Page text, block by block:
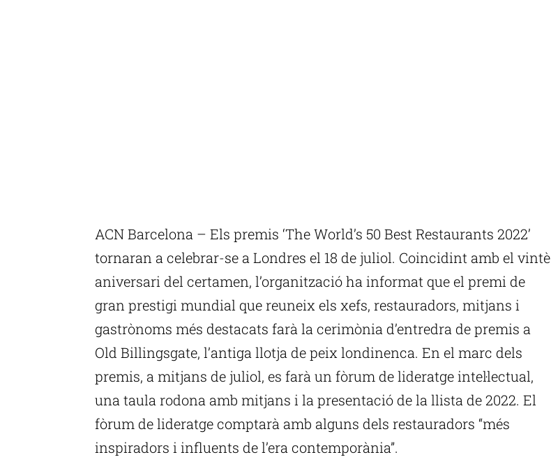
ACN Barcelona – Els premis ‘The World’s 50 Best Restaurants 2022’
tornaran a celebrar-se a Londres el 18 de juliol. Coincidint amb el vintè
aniversari del certamen, l’organització ha informat que el premi de
gran prestigi mundial que reuneix els xefs, restauradors, mitjans i
gastrònoms més destacats farà la cerimònia d’entredra de premis a
Old Billingsgate, l’antiga llotja de peix londinenca. En el marc dels
premis, a mitjans de juliol, es farà un fòrum de lideratge intel·lectual,
una taula rodona amb mitjans i la presentació de la llista de 2022. El
fòrum de lideratge comptarà amb alguns dels restauradors “més
inspiradors i influents de l’era contemporània”.